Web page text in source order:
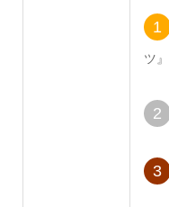
1
ツ』
2
3